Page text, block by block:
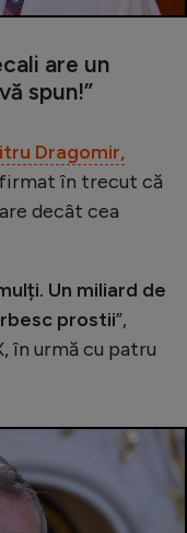
are un
spun!”
Dragomir,
în trecut că
decât cea
Un miliard de
prostii”,
în urmă cu patru